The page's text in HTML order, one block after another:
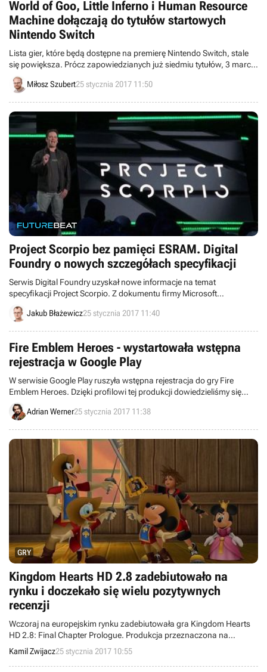
World of Goo, Little Inferno i Human Resource
Machine dołączają do tytułów startowych
Nintendo Switch
Lista gier, które będą dostępne na premierę Nintendo Switch, stale
się powiększa. Prócz zapowiedzianych już siedmiu tytułów, 3 marca
na konsolę japońskiego giganta pojawi się również World of Goo,
Little Inferno i Human Resource Machine.
Miłosz Szubert25 stycznia 2017 11:50
Project Scorpio bez pamięci ESRAM. Digital
Foundry o nowych szczegółach specyfikacji
Serwis Digital Foundry uzyskał nowe informacje na temat
specyfikacji Project Scorpio. Z dokumentu firmy Microsoft
dowiedzieliśmy się o braku pamięci ESRAM oraz sposobach
wykorzystania nowych zasobów w celu osiągnięcia w grach
Jakub Błażewicz25 stycznia 2017 11:40
Fire Emblem Heroes - wystartowała wstępna
rejestracja w Google Play
W serwisie Google Play ruszyła wstępna rejestracja do gry Fire
Emblem Heroes. Dzięki profilowi tej produkcji dowiedzieliśmy się
również sporo nowego na temat planowanych trybów rozgrywki.
Adrian Werner25 stycznia 2017 11:38
GRY
Kingdom Hearts HD 2.8 zadebiutowało na
rynku i doczekało się wielu pozytywnych
recenzji
Wczoraj na europejskim rynku zadebiutowała gra Kingdom Hearts
HD 2.8: Final Chapter Prologue. Produkcja przeznaczona na
konsolę PlayStation 4 spełniła pokładane w niej nadzieje, choć
idealna nie jest.
Kamil Zwijacz25 stycznia 2017 10:55